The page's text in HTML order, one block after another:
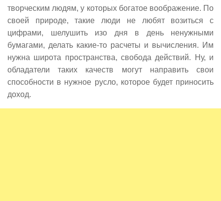
творческим людям, у которых богатое воображение. По
своей природе, такие люди не любят возиться с
цифрами, шелушить изо дня в день ненужными
бумагами, делать какие-то расчеты и вычисления. Им
нужна широта пространства, свобода действий. Ну, и
обладатели таких качеств могут направить свои
способности в нужное русло, которое будет приносить
доход.